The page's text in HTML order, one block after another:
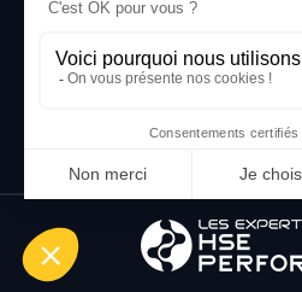
EXPERTISES
BLOG
CONTACT
POLITIQUE DE
(EU)